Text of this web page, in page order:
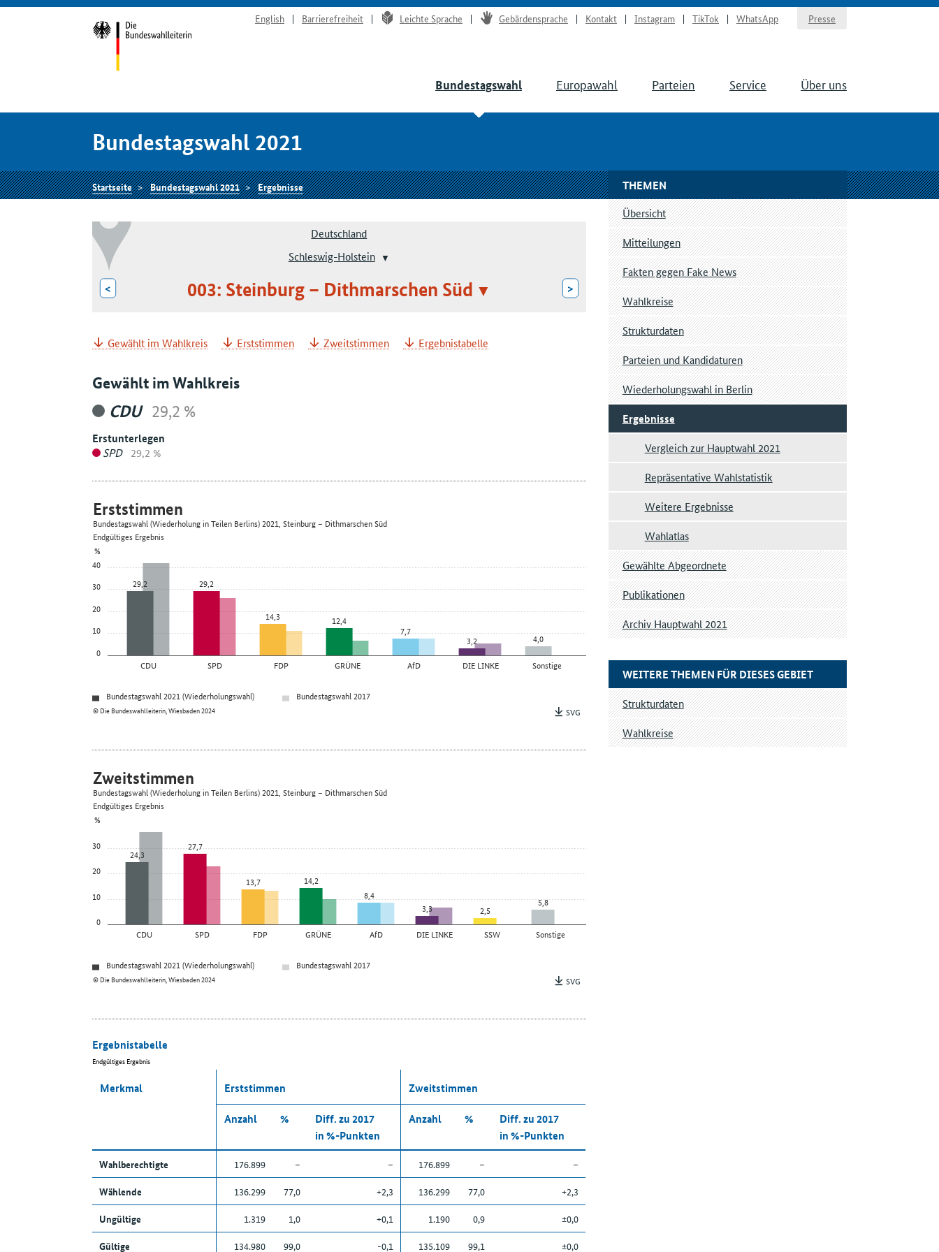
English Barrierefreiheit Leichte Sprache Gebärdensprache Kontakt Instagram TikTok WhatsApp Presse
Bundestagswahl Europawahl Parteien Service Über uns
Bundestagswahl 2021
Startseite Bundestagswahl 2021 Ergebnisse
Deutschland
Schleswig-Holstein
< 003: Steinburg – Dithmarschen Süd >
Gewählt im Wahlkreis Erststimmen Zweitstimmen Ergebnistabelle
Gewählt im Wahlkreis
CDU 29,2 %
Erstunterlegen
SPD 29,2 %
0
10
20
30
40
%
CDU SPD FDP GRÜNE AfD DIE LINKE Sonstige
29,2 29,2
14,3 12,4
7,7
3,2 4,0
© Die Bundeswahlleiterin, Wiesbaden 2024
Erststimmen
Bundestagswahl (Wiederholung in Teilen Berlins) 2021, Steinburg – Dithmarschen Süd
Endgültiges Ergebnis
Bundestagswahl 2021 (Wiederholungswahl)
Bundestagswahl 2017
SVG
0
10
20
30
%
CDU SPD FDP GRÜNE AfD DIE LINKE SSW Sonstige
24,3
27,7
13,7
14,2
8,4
3,3
2,5
5,8
© Die Bundeswahlleiterin, Wiesbaden 2024
Zweitstimmen
Bundestagswahl (Wiederholung in Teilen Berlins) 2021, Steinburg – Dithmarschen Süd
Endgültiges Ergebnis
Bundestagswahl 2021 (Wiederholungswahl)
Bundestagswahl 2017
SVG
Ergebnistabelle
Endgültiges Ergebnis
Merkmal Erststimmen
Zweitstimmen
Anzahl
%
Diff. zu 2017
in %-Punkten
Anzahl %
Diff. zu 2017
in %-Punkten
Wahlberechtigte 176.899 – – 176.899 –
–
Wählende
136.299 77,0 +2,3 136.299 77,0
+2,3
Ungültige
1.319 1,0 +0,1 1.190 0,9
±0,0
Gültige
134.980 99,0 -0,1 135.109 99,1 ±0,0
THEMEN
Übersicht
Mitteilungen
Fakten gegen Fake News
Wahlkreise
Strukturdaten
Parteien und Kandidaturen
Wiederholungswahl in Berlin
Ergebnisse
Vergleich zur Hauptwahl 2021
Repräsentative Wahlstatistik
Weitere Ergebnisse
Wahlatlas
Gewählte Abgeordnete
Publikationen
Archiv Hauptwahl 2021
WEITERE THEMEN FÜR DIESES GEBIET
Strukturdaten
Wahlkreise